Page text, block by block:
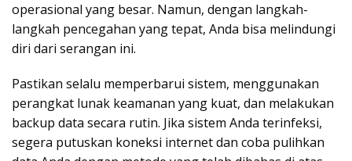
operasional yang besar. Namun, dengan langkah-
langkah pencegahan yang tepat, Anda bisa melindungi
diri dari serangan ini.
Pastikan selalu memperbarui sistem, menggunakan
perangkat lunak keamanan yang kuat, dan melakukan
backup data secara rutin. Jika sistem Anda terinfeksi,
segera putuskan koneksi internet dan coba pulihkan